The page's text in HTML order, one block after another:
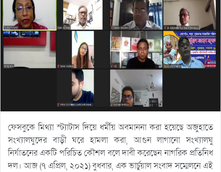
ফেসবুকে মিথ্যা স্ট্যাটাস দিয়ে ধর্মীয় অবমাননা করা হয়েছে অজুহাতে
সংখ্যালঘুদের বাড়ী ঘরে হামলা করা, আগুন লাগানো সংখ্যালঘু
নির্যাতনের একটি পরিচিত কৌশল বলে দাবী করেছেন নাগরিক প্রতিনিধ
দল। আজ (৭ এপ্রিল, ২০২১) বুধবার, এক ভার্চুয়াল সংবাদ সম্মেলনে এই